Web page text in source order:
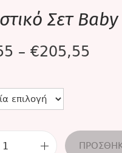
Σετ
– €205,55